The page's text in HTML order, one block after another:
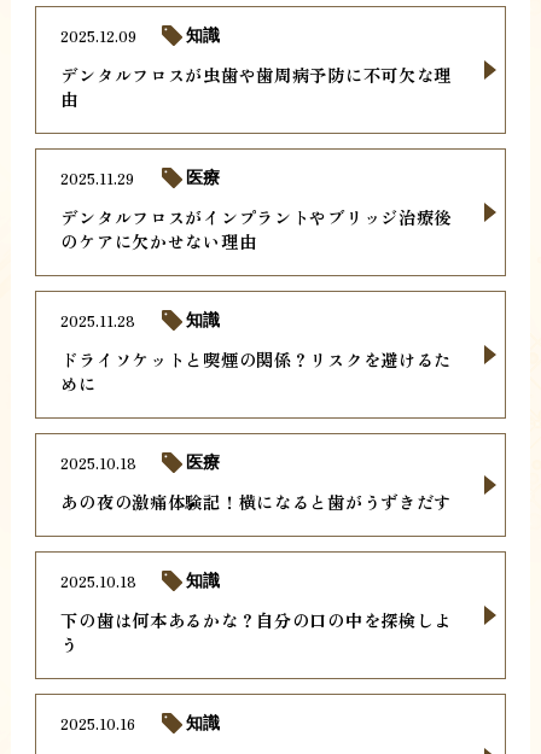
デンタルフロスが虫歯や歯周病予防に不可欠な理
由
2025.12.09 知識
デンタルフロスがインプラントやブリッジ治療後
のケアに欠かせない理由
2025.11.29 医療
ドライソケットと喫煙の関係？リスクを避けるた
めに
2025.11.28 知識
あの夜の激痛体験記！横になると歯がうずきだす
2025.10.18 医療
下の歯は何本あるかな？自分の口の中を探検しよ
う
2025.10.18 知識
2025.10.16 知識